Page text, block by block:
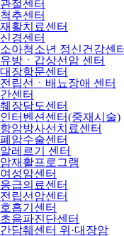
관절센터
척추센터
재활치료센터
신경센터
소아청소년 정신건강센
유방ㆍ갑상선암 센터
대장항문센터
전립선ㆍ배뇨장애 센터
간센터
췌장담도센터
인터벤션센터(중재시술)
항암방사선치료센터
폐암수술센터
알레르기 센터
암재활프로그램
여성암센터
응급의료센터
전립선암센터
호흡기센터
초음파진단센터
간담췌센터 위·대장암